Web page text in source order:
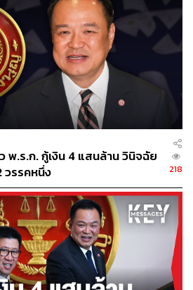
THE AUTHOR
ฒิ สงสกุล
creator การเมือง ประจำสำนักข่าว
STANDARD
พ.ร.ก. กู้เงิน 4 แสนล้าน วินิจฉัย
วรรคหนึ่ง
218